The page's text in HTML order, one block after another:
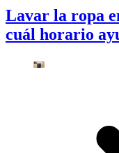
Lavar la ropa
cuál horario